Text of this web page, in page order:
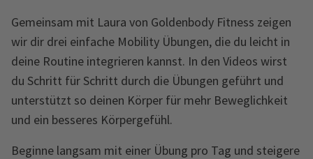
Gemeinsam mit Laura von Goldenbody Fitness zeigen
wir dir drei einfache Mobility Übungen, die du leicht in
deine Routine integrieren kannst. In den Videos wirst
du Schritt für Schritt durch die Übungen geführt und
unterstützt so deinen Körper für mehr Beweglichkeit
und ein besseres Körpergefühl.
Beginne langsam mit einer Übung pro Tag und steigere